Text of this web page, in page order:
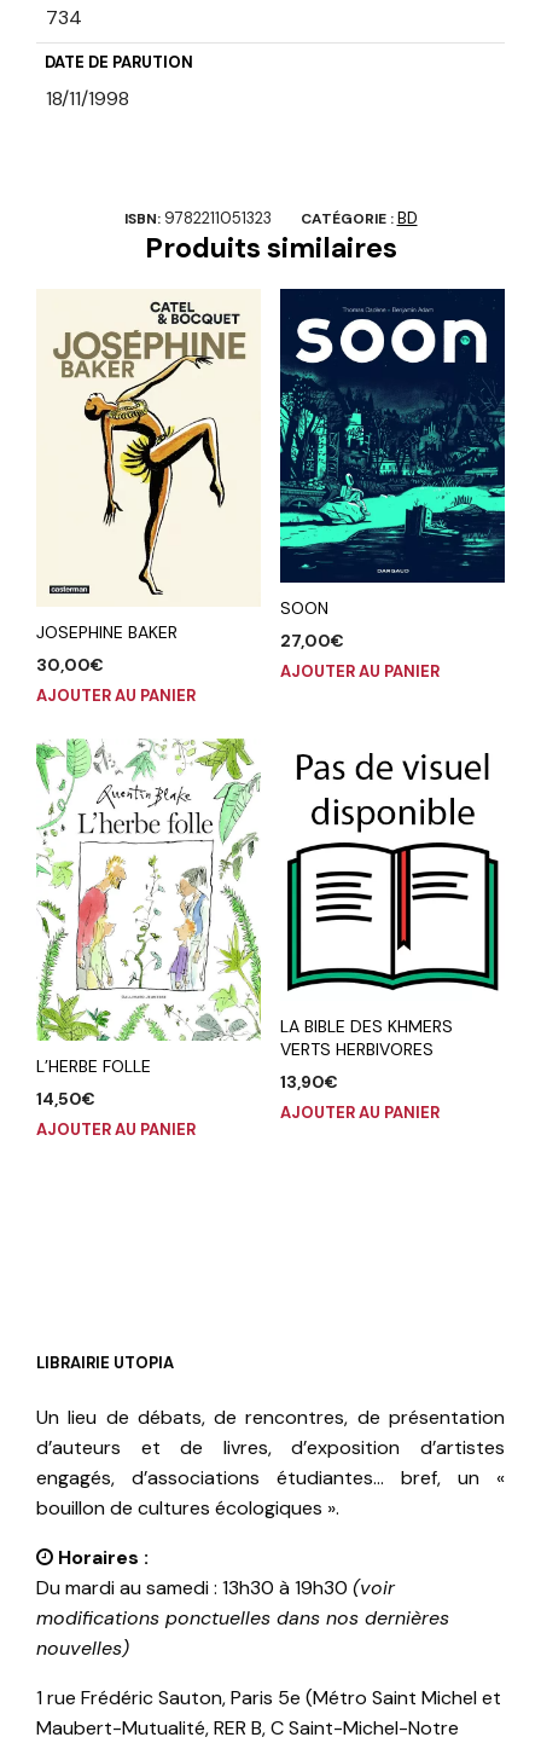
734
DATE DE PARUTION
18/11/1998
ISBN: 9782211051323 CATÉGORIE :BD
Produits similaires
JOSEPHINE BAKER
30,00€
AJOUTER AU PANIER
SOON
27,00€
AJOUTER AU PANIER
L’HERBE FOLLE
14,50€
AJOUTER AU PANIER
LA BIBLE DES KHMERS
VERTS HERBIVORES
13,90€
AJOUTER AU PANIER
LIBRAIRIE UTOPIA
Un lieu de débats, de rencontres, de présentation
d’auteurs et de livres, d’exposition d’artistes
engagés, d’associations étudiantes… bref, un «
bouillon de cultures écologiques ».
Horaires :
Du mardi au samedi : 13h30 à 19h30 (voir
modifications ponctuelles dans nos dernières
nouvelles)
1 rue Frédéric Sauton, Paris 5e (Métro Saint Michel et
Maubert-Mutualité, RER B, C Saint-Michel-Notre